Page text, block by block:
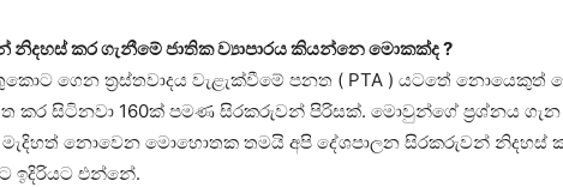
නිදහස් කර ගැනීමේ ජාතික ව්‍යාපාරය කියන්නෙ මොකක්ද ?
ගෙන ත්‍රස්තවාදය වැළැක්වීමේ පනත ( PTA ) යටතේ නොයෙකුත්
කර සිටිනවා 160ක් පමණ සිරකරුවන් පිරිසක්. මොවුන්ගේ ප්‍රශ්නය
මැදිහත් නොවෙන මොහොතක තමයි අපි දේශපාලන සිරකරුවන් නිදහස්
ඉදිරියට එන්නේ.